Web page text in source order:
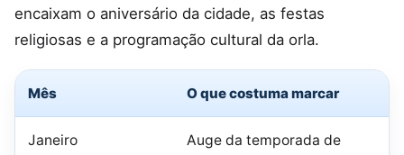
encaixam o aniversário da cidade, as festas
religiosas e a programação cultural da orla.
Mês O que costuma marcar
Janeiro
Auge da temporada de